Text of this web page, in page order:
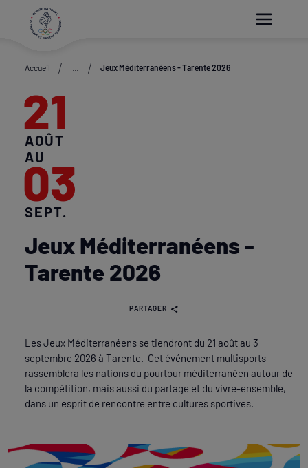
Accueil Jeux Méditerranéens - Tarente 2026
Jeux Méditerranéens -
Tarente 2026
PARTAGER
21
AOÛT
AU
03
SEPT.
Les Jeux Méditerranéens se tiendront du 21 août au 3
septembre 2026 à Tarente.⁠ ⁠ Cet événement multisports
rassemblera les nations du pourtour méditerranéen autour de
la compétition, mais aussi du partage et du vivre-ensemble,
dans un esprit de rencontre entre cultures sportives.
Paramétrer les cookies